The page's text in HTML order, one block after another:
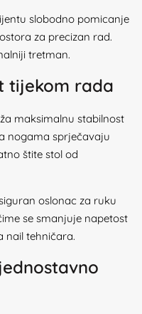
slobodno pomicanje
za precizan rad.
tretman.
tijekom rada
maksimalnu stabilnost
nogama sprječavaju
štite stol od
oslonac za ruku
se smanjuje napetost
nail tehničara.